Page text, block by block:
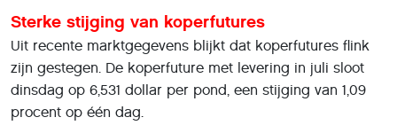
Sterke stijging van koperfutures
Uit recente marktgegevens blijkt dat koperfutures flink
zijn gestegen. De koperfuture met levering in juli sloot
dinsdag op 6,531 dollar per pond, een stijging van 1,09
procent op één dag.